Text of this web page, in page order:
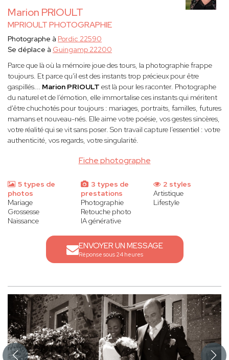
Marion PRIOULT
MPRIOULT PHOTOGRAPHIE
Fiche photographe
Photographe à Pordic 22590
Se déplace à Guingamp 22200
Parce que là où la mémoire joue des tours, la photographie frappe
toujours. Et parce qu'il est des instants trop précieux pour être
gaspillés... Marion PRIOULT est là pour les raconter. Photographe
du naturel et de l’émotion, elle immortalise ces instants qui méritent
d'être chuchotés pour toujours : mariages, portraits, familles, futures
mamans et nouveau-nés. Elle aime votre poésie, vos gestes sincères,
votre réalité qui se vit sans poser. Son travail capture l’essentiel : votre
authenticité, vos regards, votre singularité.
5 types de
photos
Mariage
Grossesse
Naissance
3 types de
prestations
Photographie
Retouche photo
IA générative
2 styles
Artistique
Lifestyle
ENVOYER UN MESSAGE
Réponse sous 24 heures